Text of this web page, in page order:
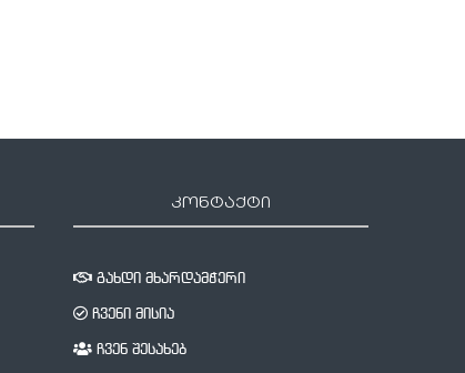
კონტაქტი
გახდი მხარდამჭერი
ჩვენი მისია
ჩვენ შესახებ